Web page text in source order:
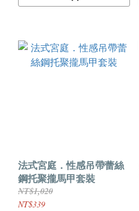
法式宮庭．性感吊帶蕾絲
鋼托聚攏馬甲套裝
NT$1,020
NT$339